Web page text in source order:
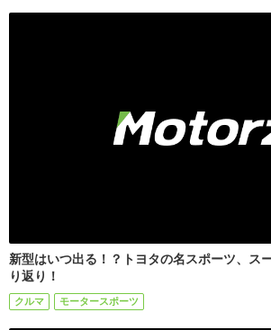
新型はいつ出る！？トヨタの名スポーツ、ス
り返り！
クルマ モータースポーツ